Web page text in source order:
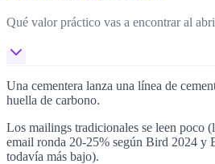
Qué valor práctico vas a encontrar al
Una cementera lanza una línea de
huella de carbono.
Los mailings tradicionales se leen poco
email ronda 20-25% según Bird 2024 y
todavía más bajo).